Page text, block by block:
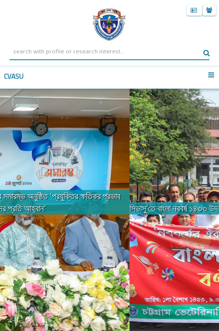
CVASU
সিভাসু’তে বাংলা নববর্ষ ১৪৩৩ উদযাপন
Previous Next